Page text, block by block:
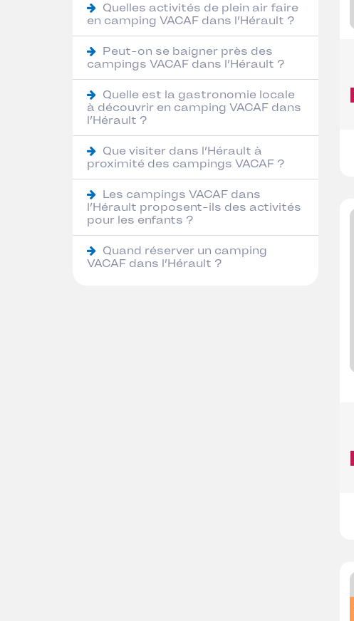
Quelles activités de plein air faire
en camping VACAF dans l’Hérault ?
Peut-on se baigner près des
campings VACAF dans l’Hérault ?
Quelle est la gastronomie locale
à découvrir en camping VACAF dans
l’Hérault ?
Que visiter dans l’Hérault à
proximité des campings VACAF ?
Les campings VACAF dans
l’Hérault proposent-ils des activités
pour les enfants ?
Quand réserver un camping
VACAF dans l’Hérault ?